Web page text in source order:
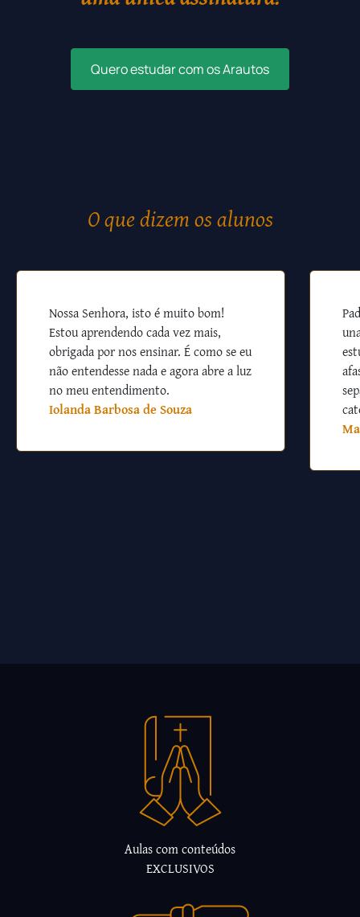
Quero estudar com os Arautos
O que dizem os alunos
Nossa Senhora, isto é muito bom!
Estou aprendendo cada vez mais,
obrigada por nos ensinar. É como se eu
não entendesse nada e agora abre a luz
no meu entendimento.
Iolanda Barbosa de Souza
Aulas com conteúdos
EXCLUSIVOS